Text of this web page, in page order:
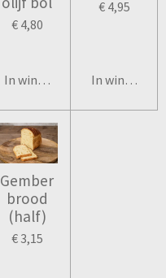
€ 4,80
In winkelwagen
€ 4,95
In
Gember
brood
(half)
€ 3,15